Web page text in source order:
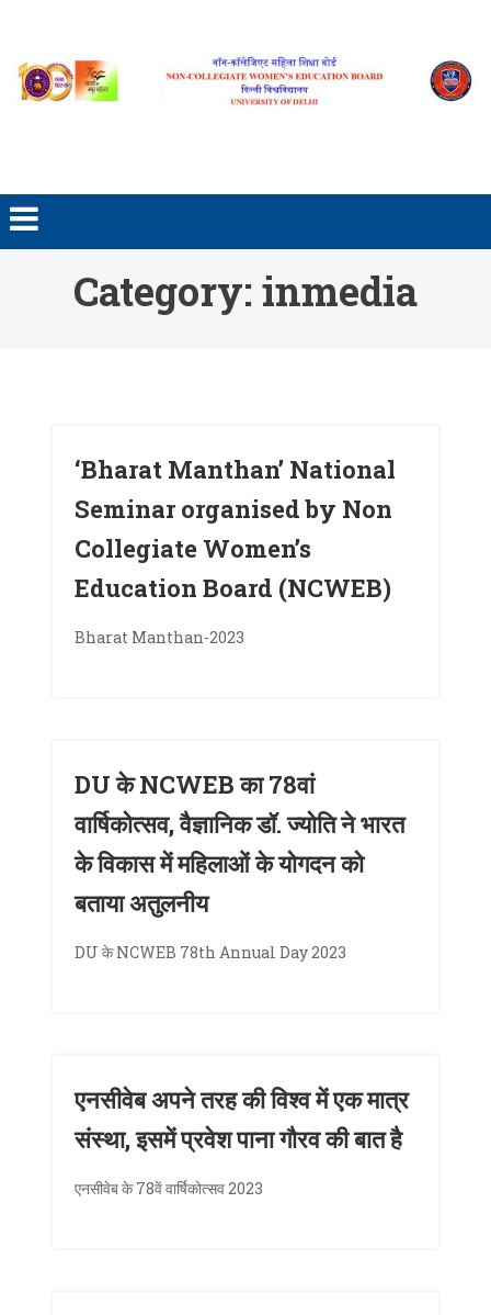
Category: inmedia
‘Bharat Manthan’ National
Seminar organised by Non
Collegiate Women’s
Education Board (NCWEB)
Bharat Manthan-2023
DU के NCWEB का 78वां
वार्षिकोत्सव, वैज्ञानिक डॉ. ज्योति ने भारत
के विकास में महिलाओं के योगदन को
बताया अतुलनीय
DU के NCWEB 78th Annual Day 2023
एनसीवेब अपने तरह की विश्व में एक मात्र
संस्था, इसमें प्रवेश पाना गौरव की बात है
एनसीवेब के 78वें वार्षिकोत्सव 2023